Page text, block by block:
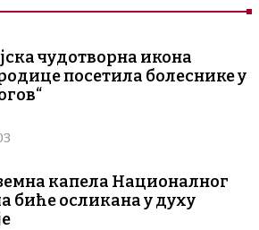
чудотворна икона
посетила болеснике у
капела Националног
биће осликана у духу